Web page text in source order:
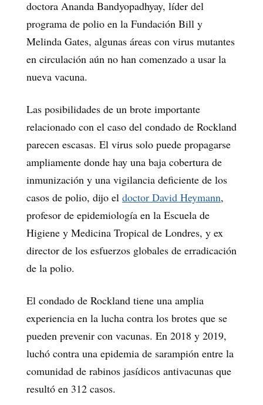
doctora Ananda Bandyopadhyay, líder del
programa de polio en la Fundación Bill y
Melinda Gates, algunas áreas con virus mutantes
en circulación aún no han comenzado a usar la
nueva vacuna.
Las posibilidades de un brote importante
relacionado con el caso del condado de Rockland
parecen escasas. El virus solo puede propagarse
ampliamente donde hay una baja cobertura de
inmunización y una vigilancia deficiente de los
casos de polio, dijo el doctor David Heymann,
profesor de epidemiología en la Escuela de
Higiene y Medicina Tropical de Londres, y ex
director de los esfuerzos globales de erradicación
de la polio.
El condado de Rockland tiene una amplia
experiencia en la lucha contra los brotes que se
pueden prevenir con vacunas. En 2018 y 2019,
luchó contra una epidemia de sarampión entre la
comunidad de rabinos jasídicos antivacunas que
resultó en 312 casos.